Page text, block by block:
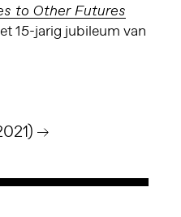
to Other Futures
15-jarig jubileum van